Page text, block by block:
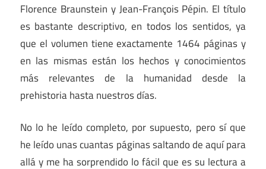
Florence Braunstein y Jean-François Pépin. El título
es bastante descriptivo, en todos los sentidos, ya
que el volumen tiene exactamente 1464 páginas y
en las mismas están los hechos y conocimientos
más relevantes de la humanidad desde la
prehistoria hasta nuestros días.
No lo he leído completo, por supuesto, pero sí que
he leído unas cuantas páginas saltando de aquí para
allá y me ha sorprendido lo fácil que es su lectura a